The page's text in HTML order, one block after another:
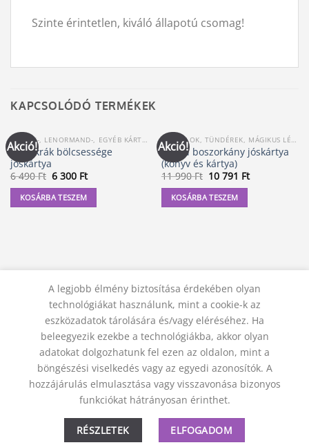
Szinte érintetlen, kiváló állapotú csomag!
KAPCSOLÓDÓ TERMÉKEK
Akció! CIGÁNY-, LENORMAND-, EGYÉB KÁRTYA
A csakrák bölcsessége
jóskártya
6 490Ft Original
was:
6
490 Ft.
6 300 FtCurrent
is:
6
300 Ft.
KOSÁRBA TESZEM
Akció! ANGYALOK, TÜNDÉREK, MÁGIKUS LÉNYEK KÁRTYÁI
A zöld boszorkány jóskártya
(könyv és kártya)
11 990Ft Original
was:
11
990 Ft.
10 791 FtCurrent
KOSÁRBA TESZEM
KAPCSOLAT ADATVÉDELMI NYILATKOZAT
ÁSZF
JOGI NYILATKOZAT
SZÁLLÍTÁSI FELTÉTELEK
ELÁLLÁS A SZERZŐDÉSTŐL
© 2012 - 2026 Trigon 9000 Kft.
A legjobb élmény biztosítása érdekében olyan
technológiákat használunk, mint a cookie-k az
eszközadatok tárolására és/vagy eléréséhez. Ha
beleegyezik ezekbe a technológiákba, akkor olyan
adatokat dolgozhatunk fel ezen az oldalon, mint a
böngészési viselkedés vagy az egyedi azonosítók. A
hozzájárulás elmulasztása vagy visszavonása bizonyos
funkciókat hátrányosan érinthet.
RÉSZLETEK ELFOGADOM